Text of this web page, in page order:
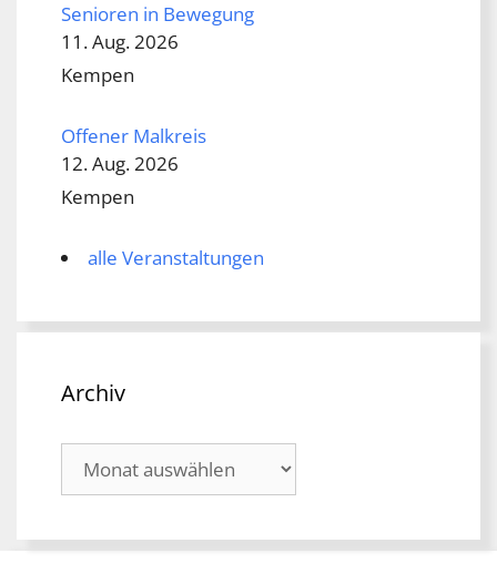
Senioren in Bewegung
11. Aug. 2026
Kempen
Offener Malkreis
12. Aug. 2026
Kempen
alle Veranstaltungen
Archiv